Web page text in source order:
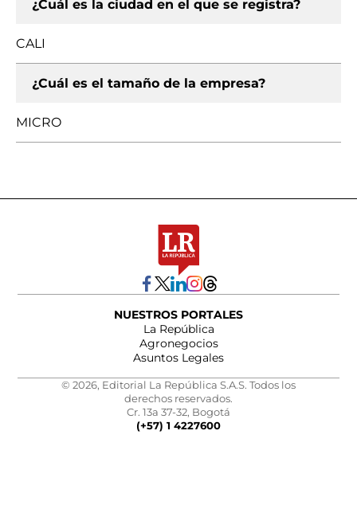
¿Cuál es la ciudad en el que se registra?
CALI
¿Cuál es el tamaño de la empresa?
MICRO
NUESTROS PORTALES
La República
Agronegocios
Asuntos Legales
© 2026, Editorial La República S.A.S. Todos los
derechos reservados.
Cr. 13a 37-32, Bogotá
(+57) 1 4227600